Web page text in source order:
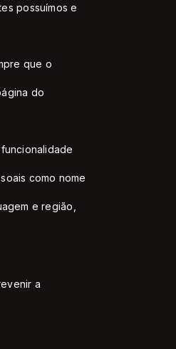
possuímos e
que o
do
como nome
e região,
a